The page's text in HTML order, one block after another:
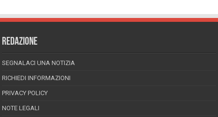
REDAZIONE
SEGNALACI UNA NOTIZIA
RICHIEDI INFORMAZIONI
PRIVACY POLICY
NOTE LEGALI